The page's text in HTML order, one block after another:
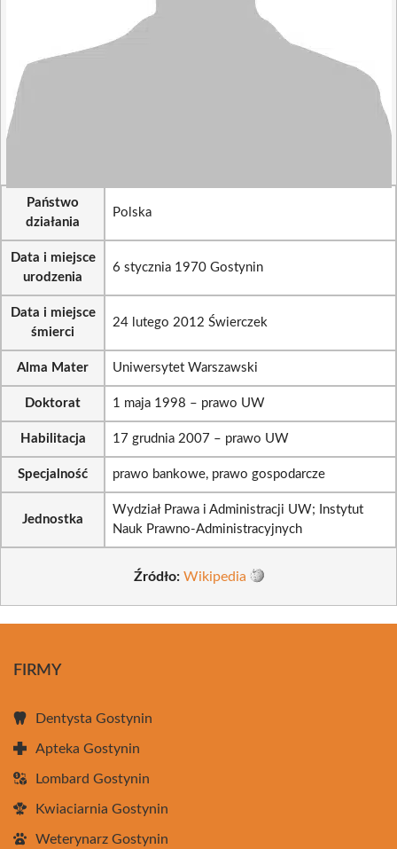
Państwo
działania
Polska
Data i miejsce
urodzenia
6 stycznia 1970 Gostynin
Data i miejsce
śmierci
24 lutego 2012 Świerczek
Alma Mater Uniwersytet Warszawski
Doktorat 1 maja 1998 – prawo UW
Habilitacja 17 grudnia 2007 – prawo UW
Specjalność prawo bankowe, prawo gospodarcze
Jednostka
Wydział Prawa i Administracji UW; Instytut
Nauk Prawno-Administracyjnych
Źródło: Wikipedia
FIRMY
Dentysta Gostynin
Apteka Gostynin
Lombard Gostynin
Kwiaciarnia Gostynin
Weterynarz Gostynin